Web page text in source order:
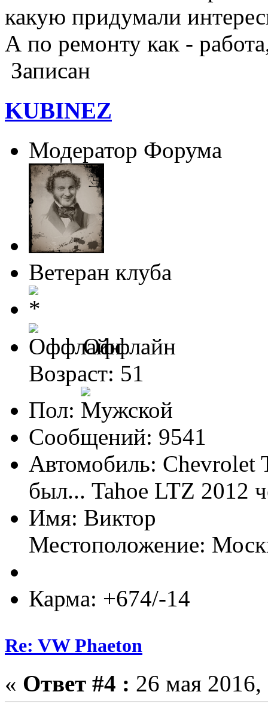
какую придумали
А по ремонту как -
Записан
KUBINEZ
Модератор Форума
Ветеран клуба
Оффлайн
Возраст: 51
Пол:
Сообщений: 9541
Автомобиль: Chevrolet
был... Tahoe LTZ 2012
Имя: Виктор
Местоположение:
Карма: +674/-14
Re: VW Phaeton
« Ответ #4 : 26 мая